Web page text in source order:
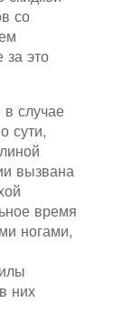
со
это
в случае
сути,
вызвана
время
ногами,
них